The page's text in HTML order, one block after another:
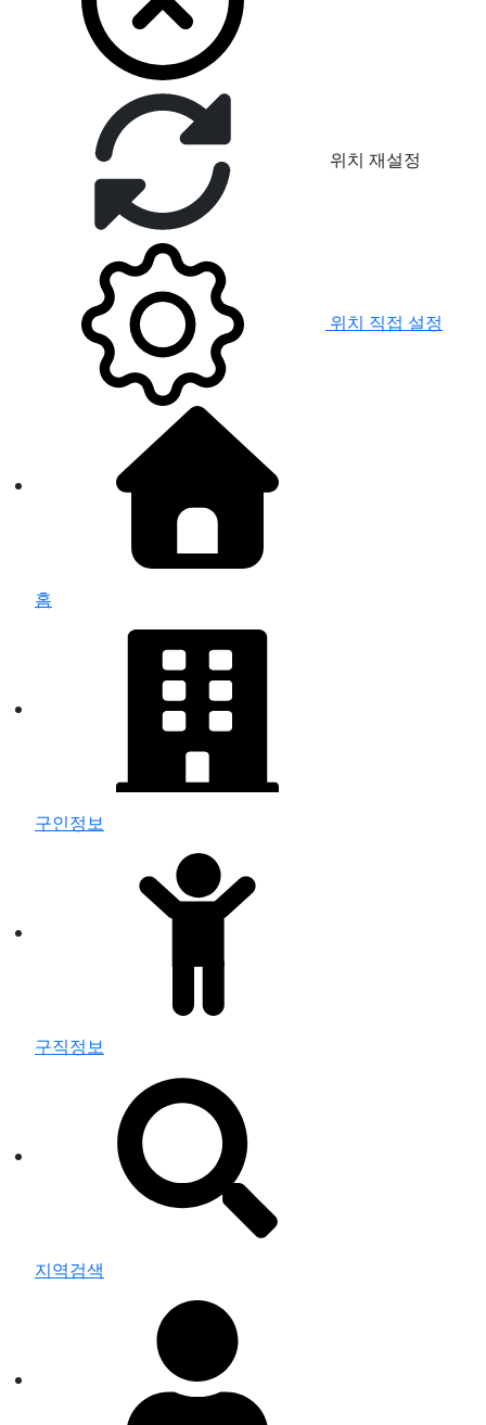
위치 재설정
위치 직접 설정
홈
구인정보
구직정보
지역검색